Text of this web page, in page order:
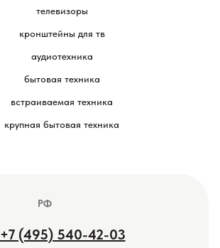
+7 (495) 540-42-03
РФ
телевизоры
кронштейны для тв
аудиотехника
крупная бытовая техника
бытовая техника
встраиваемая техника